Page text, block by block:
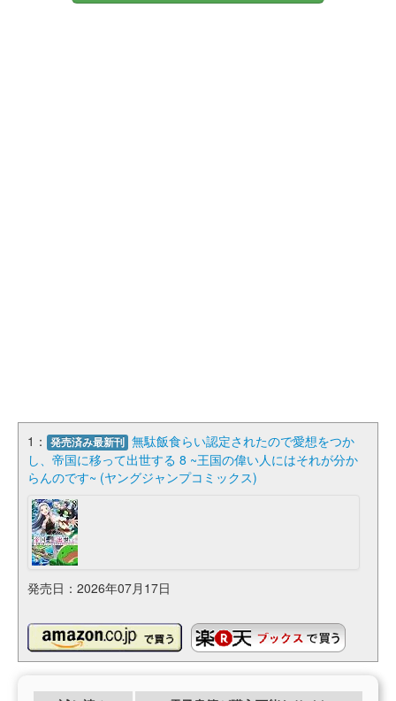
1： 発売済み最新刊 無駄飯食らい認定されたので愛想をつか
し、帝国に移って出世する 8 ~王国の偉い人にはそれが分か
らんのです~ (ヤングジャンプコミックス)
発売日：2026年07月17日